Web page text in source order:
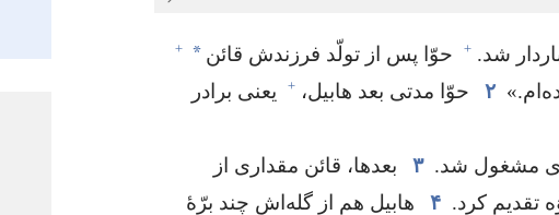
شد.‏ + حوّا پس از تولّد فرزندش قائن *
+
۲ حوّا مدتی بعد هابیل،‏ +
یعنی برادر
مشغول شد.‏ ۳
بعدها،‏ قائن مقداری از
تقدیم کرد.‏ ۴
هابیل هم از گله‌اش چند برّهٔ